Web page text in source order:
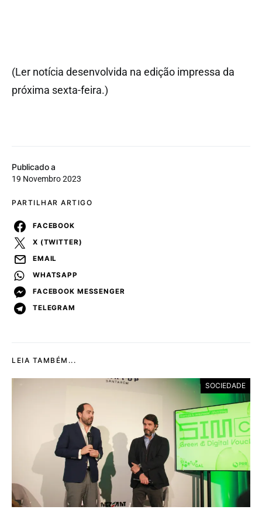
Publicado a
19 Novembro 2023
PARTILHAR ARTIGO
FACEBOOK
X (TWITTER)
EMAIL
WHATSAPP
FACEBOOK MESSENGER
TELEGRAM
(Ler notícia desenvolvida na edição impressa da
próxima sexta-feira.)
LEIA TAMBÉM...
SOCIEDADE